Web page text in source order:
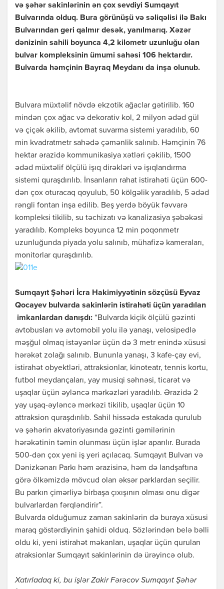
və şəhər sakinlərinin ən çox sevdiyi Sumqayıt
Bulvarında olduq. Bura görünüşü və səliqəlisi ilə Bakı
Bulvarından geri qalmır desək, yanılmarıq. Xəzər
dənizinin sahili boyunca 4,2 kilometr uzunluğu olan
bulvar kompleksinin ümumi sahəsi 106 hektardır.
Bulvarda həmçinin Bayraq Meydanı da inşa olunub.
Bulvara müxtəlif növdə ekzotik ağaclar gətirilib. 160
mindən çox ağac və dekorativ kol, 2 milyon ədəd gül
və çiçək əkilib, avtomat suvarma sistemi yaradılıb, 60
min kvadratmetr sahədə çəmənlik salınıb. Həmçinin 76
hektar ərazidə kommunikasiya xətləri çəkilib, 1500
ədəd müxtəlif ölçülü işıq dirəkləri və işıqlandırma
sistemi quraşdırılıb. İnsanların rahat istirahəti üçün 600-
dən çox oturacaq qoyulub, 50 kölgəlik yaradılıb, 5 ədəd
rəngli fontan inşa edilib. Beş yerdə böyük fəvvarə
kompleksi tikilib, su təchizatı və kanalizasiya şəbəkəsi
yaradılıb. Kompleks boyunca 12 min poqonmetr
uzunluğunda piyada yolu salınıb, mühafizə kameraları,
monitorlar quraşdırılıb.
Sumqayıt Şəhəri İcra Hakimiyyətinin sözçüsü Eyvaz
Qocayev bulvarda sakinlərin istirahəti üçün yaradılan
imkanlardan danışdı: “Bulvarda kiçik ölçülü gəzinti
avtobusları və avtomobil yolu ilə yanaşı, velosipedlə
məşğul olmaq istəyənlər üçün də 3 metr enində xüsusi
hərəkət zolağı salınıb. Bununla yanaşı, 3 kafe-çay evi,
istirahət obyektləri, attraksionlar, kinoteatr, tennis kortu,
futbol meydançaları, yay musiqi səhnəsi, ticarət və
uşaqlar üçün əyləncə mərkəzləri yaradılıb. Ərazidə 2
yay uşaq-əyləncə mərkəzi tikilib, uşaqlar üçün 10
attraksion quraşdırılıb. Sahil hissədə estakada qurulub
və şəhərin akvatoriyasında gəzinti gəmilərinin
hərəkətinin təmin olunması üçün işlər aparılır. Burada
500-dən çox yeni iş yeri açılacaq. Sumqayıt Bulvarı və
Dənizkənarı Parkı həm ərazisinə, həm də landşaftına
görə ölkəmizdə mövcud olan əksər parklardan seçilir.
Bu parkın çimərliyə birbaşa çıxışının olması onu digər
bulvarlardan fərqləndirir”.
Bulvarda olduğumuz zaman sakinlərin də buraya xüsusi
maraq göstərdiyinin şahidi olduq. Sözlərindən belə bəlli
oldu ki, yeni istirahət məkanları, uşaqlar üçün qurulan
atraksionlar Sumqayıt sakinlərinin də ürəyincə olub.
Xatırladaq ki, bu işlər Zakir Fərəcov Sumqayıt Şəhər